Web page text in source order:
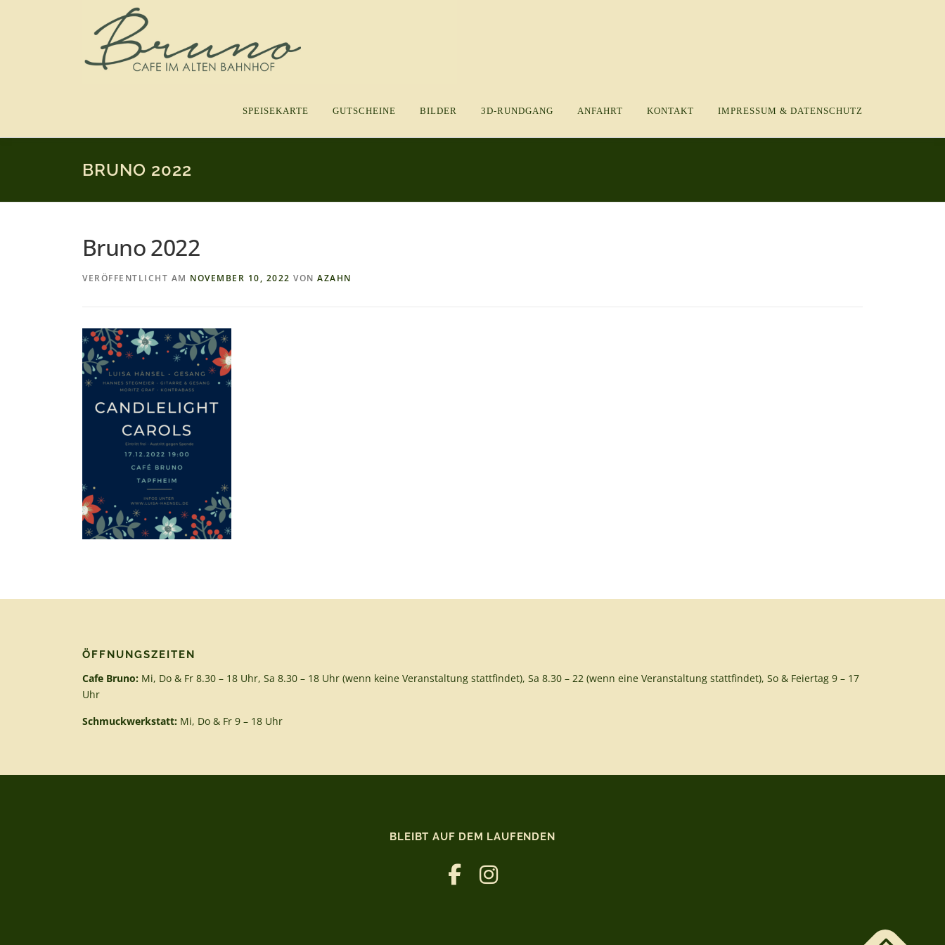
SPEISEKARTE GUTSCHEINE BILDER 3D-RUNDGANG ANFAHRT KONTAKT IMPRESSUM & DATENSCHUTZ
BRUNO 2022
Bruno 2022
VERÖFFENTLICHT AM NOVEMBER 10, 2022 VON AZAHN
ÖFFNUNGSZEITEN
Cafe Bruno: Mi, Do & Fr 8.30 – 18 Uhr, Sa 8.30 – 18 Uhr (wenn keine Veranstaltung stattfindet), Sa 8.30 – 22 (wenn eine Veranstaltung stattfindet), So & Feiertag 9 – 17
Uhr
Schmuckwerkstatt: Mi, Do & Fr 9 – 18 Uhr
BLEIBT AUF DEM LAUFENDEN